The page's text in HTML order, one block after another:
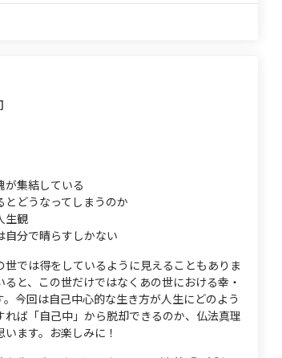
集結している
どうなってしまうのか
生観
分で晴らすしかない
世では得をしているように見えることもありま
と、この世だけではなくあの世における幸・
今回は自己中心的な生き方が人生にどのよう
ば「自己中」から脱却できるのか、仏法真理
ます。お楽しみに！